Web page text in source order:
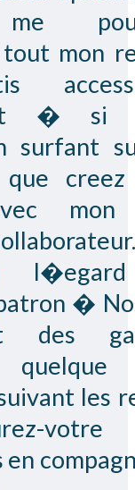
mon
� si
surfant
creez
�
des
quelque
les
votre